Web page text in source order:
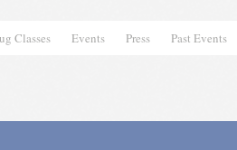
Classes Events Press Past Events